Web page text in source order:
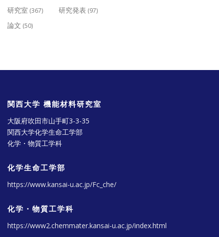
研究室 (367) 研究発表 (97)
論文 (50)
関西大学 機能材料研究室
大阪府吹田市山手町3-3-35
関西大学化学生命工学部
化学・物質工学科
化学生命工学部
https://www.kansai-u.ac.jp/Fc_che/
化学・物質工学科
https://www2.chemmater.kansai-u.ac.jp/index.html